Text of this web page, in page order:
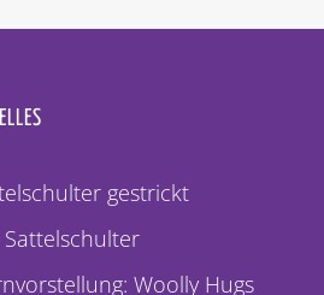
gestrickt
Sattelschulter
Woolly Hugs